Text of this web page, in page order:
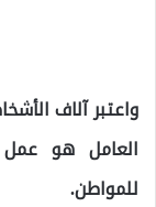
واعتبر آلاف
العامل هو عمل
للمواطن.